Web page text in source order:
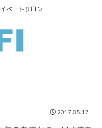
ベートサロン
2017.05.17